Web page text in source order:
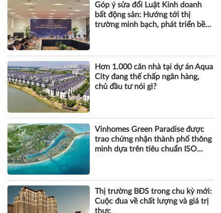
Góp ý sửa đổi Luật Kinh doanh
bất động sản: Hướng tới thị
trường minh bạch, phát triển bền
Hơn 1.000 căn nhà tại dự án Aqua
City đang thế chấp ngân hàng,
chủ đầu tư nói gì?
Vinhomes Green Paradise được
trao chứng nhận thành phố thông
minh dựa trên tiêu chuẩn ISO
Thị trường BĐS trong chu kỳ mới:
Cuộc đua về chất lượng và giá trị
thực